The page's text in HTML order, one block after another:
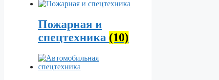
Пожарная и
спецтехника (10)